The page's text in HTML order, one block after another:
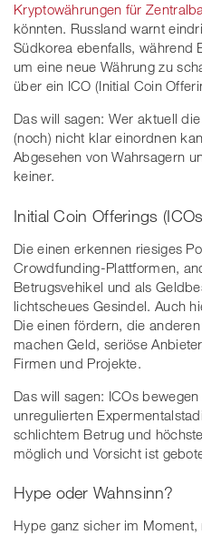
Kryptowährungen für
könnten. Russland warnt
Südkorea ebenfalls, während
um eine neue Währung zu
über ein ICO (Initial Coin
Das will sagen: Wer aktuell
(noch) nicht klar einordnen
Abgesehen von Wahrsagern
keiner.
Initial Coin Offerings
Die einen erkennen riesiges
Crowdfunding-Plattformen,
Betrugsvehikel und als
lichtscheues Gesindel. Auch
Die einen fördern, die
machen Geld, seriöse
Firmen und Projekte.
Das will sagen: ICOs
unregulierten
schlichtem Betrug und
möglich und Vorsicht ist
Hype oder Wahnsinn?
Hype ganz sicher im